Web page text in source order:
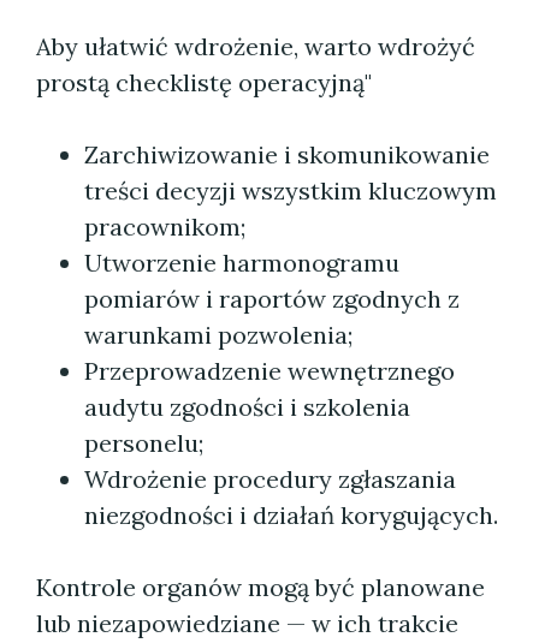
Aby ułatwić wdrożenie, warto wdrożyć
prostą checklistę operacyjną"
Zarchiwizowanie i skomunikowanie
treści decyzji wszystkim kluczowym
pracownikom;
Utworzenie harmonogramu
pomiarów i raportów zgodnych z
warunkami pozwolenia;
Przeprowadzenie wewnętrznego
audytu zgodności i szkolenia
personelu;
Wdrożenie procedury zgłaszania
niezgodności i działań korygujących.
Kontrole organów mogą być planowane
lub niezapowiedziane — w ich trakcie